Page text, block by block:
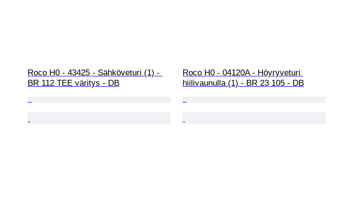
Roco H0 - 43425 - Sähköveturi (1) -
BR 112 TEE väritys - DB
Roco H0 - 04120A - Höyryveturi
hiilivaunulla (1) - BR 23 105 - DB